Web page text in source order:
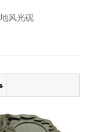
风光砚